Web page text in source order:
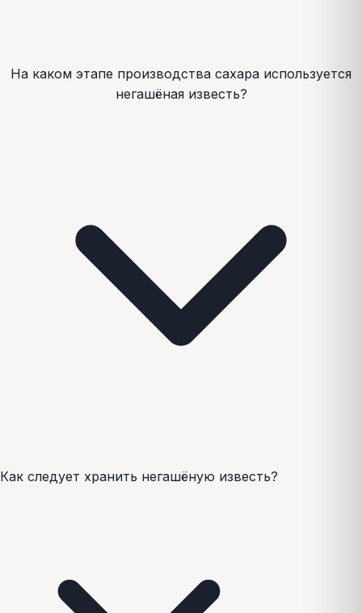
На каком этапе производства сахара используется
негашёная известь?
Как следует хранить негашёную известь?